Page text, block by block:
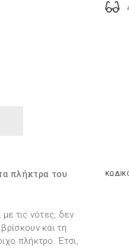
πλήκτρα του
τις νότες, δεν
και τη
πλήκτρο. Έτσι,